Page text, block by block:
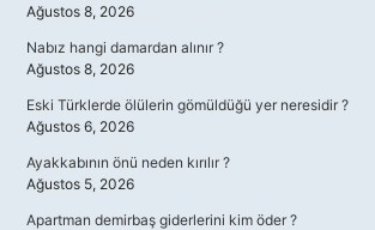
Ağustos 8, 2026
Nabız hangi damardan alınır ?
Ağustos 8, 2026
Eski Türklerde ölülerin gömüldüğü yer neresidir ?
Ağustos 6, 2026
Ayakkabının önü neden kırılır ?
Ağustos 5, 2026
Apartman demirbaş giderlerini kim öder ?